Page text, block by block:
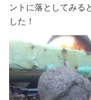
ントに落としてみる
した！